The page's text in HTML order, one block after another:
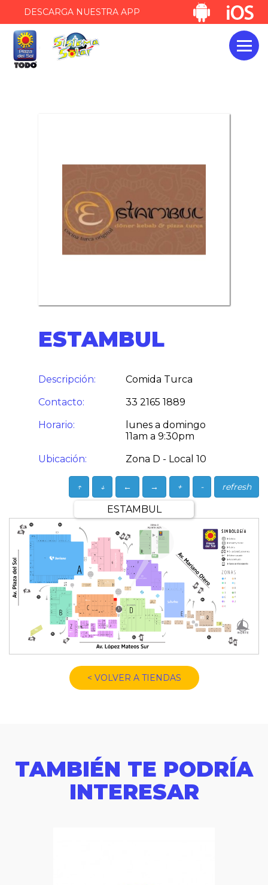
DESCARGA NUESTRA APP
ESTAMBUL
Descripción:
Comida Turca
Contacto:
33 2165 1889
Horario:
lunes a domingo
11am a 9:30pm
Ubicación:
Zona D - Local 10
refresh
-
+
→
←
↓
↑
ESTAMBUL
< VOLVER A TIENDAS
TAMBIÉN TE PODRÍA
INTERESAR